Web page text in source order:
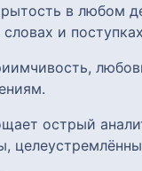
в любом
и
острый